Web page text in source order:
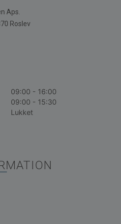
Aps.
Roslev
09:00 - 16:00
09:00 - 15:30
Lukket